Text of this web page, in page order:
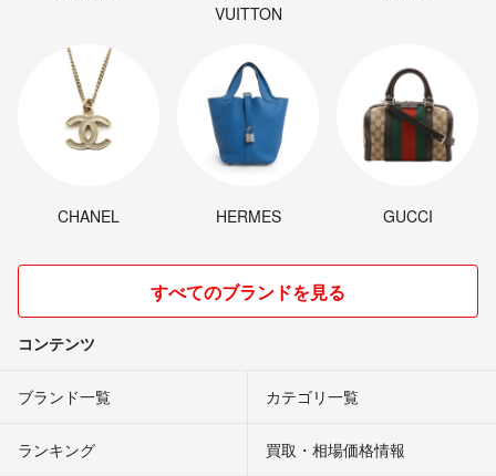
VUITTON
CHANEL HERMES GUCCI
すべてのブランドを見る
コンテンツ
ブランド一覧 カテゴリ一覧
ランキング 買取・相場価格情報